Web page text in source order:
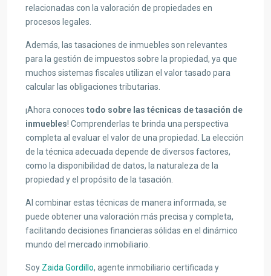
relacionadas con la valoración de propiedades en
procesos legales.
Además, las tasaciones de inmuebles son relevantes
para la gestión de impuestos sobre la propiedad, ya que
muchos sistemas fiscales utilizan el valor tasado para
calcular las obligaciones tributarias.
¡Ahora conoces todo sobre las técnicas de tasación de
inmuebles! Comprenderlas te brinda una perspectiva
completa al evaluar el valor de una propiedad. La elección
de la técnica adecuada depende de diversos factores,
como la disponibilidad de datos, la naturaleza de la
propiedad y el propósito de la tasación.
Al combinar estas técnicas de manera informada, se
puede obtener una valoración más precisa y completa,
facilitando decisiones financieras sólidas en el dinámico
mundo del mercado inmobiliario.
Soy Zaida Gordillo, agente inmobiliario certificada y